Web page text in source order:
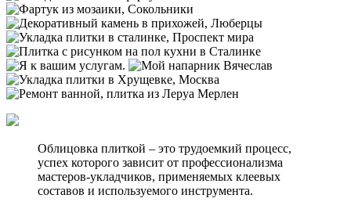
Облицовка плиткой – это трудоемкий процесс,
успех которого зависит от профессионализма
мастеров-укладчиков, применяемых клеевых
составов и используемого инструмента.